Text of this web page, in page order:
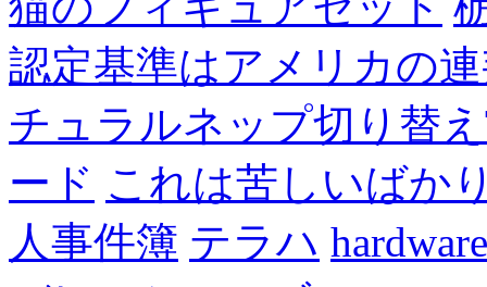
認定基準はアメリカの
チュラルネップ切り替
ード これは苦しいばか
人事件簿 テラハ